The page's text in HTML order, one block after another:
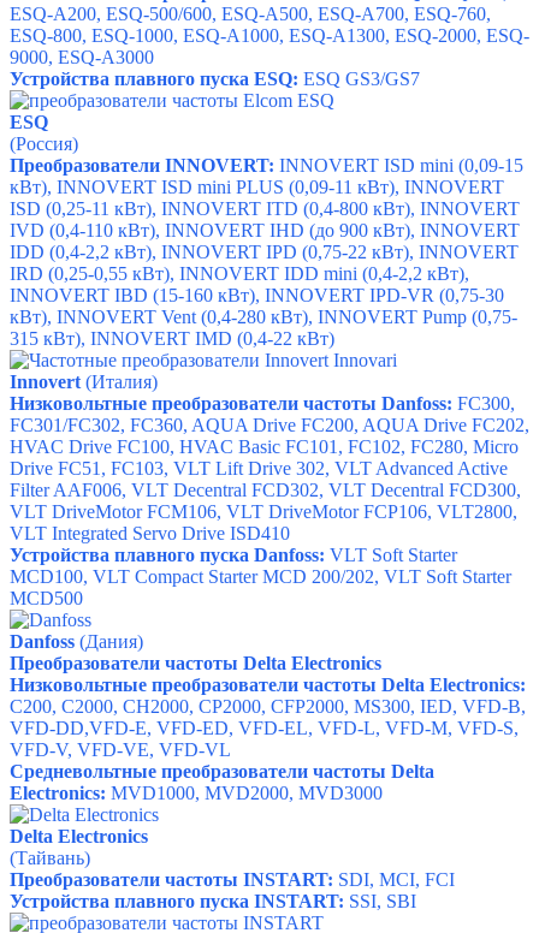
ESQ-A200, ESQ-500/600, ESQ-A500, ESQ-A700, ESQ-760,
ESQ-800, ESQ-1000, ESQ-A1000, ESQ-A1300, ESQ-2000, ESQ-
9000, ESQ-A3000
Устройства плавного пуска ESQ: ESQ GS3/GS7
ESQ
(Россия)
Преобразователи INNOVERT: INNOVERT ISD mini (0,09-15
кВт), INNOVERT ISD mini PLUS (0,09-11 кВт), INNOVERT
ISD (0,25-11 кВт), INNOVERT ITD (0,4-800 кВт), INNOVERT
IVD (0,4-110 кВт), INNOVERT IHD (до 900 кВт), INNOVERT
IDD (0,4-2,2 кВт), INNOVERT IPD (0,75-22 кВт), INNOVERT
IRD (0,25-0,55 кВт), INNOVERT IDD mini (0,4-2,2 кВт),
INNOVERT IBD (15-160 кВт), INNOVERT IPD-VR (0,75-30
кВт), INNOVERT Vent (0,4-280 кВт), INNOVERT Pump (0,75-
315 кВт), INNOVERT IMD (0,4-22 кВт)
Innovert(Италия)
Низковольтные преобразователи частоты Danfoss: FC300,
FC301/FC302, FC360, AQUA Drive FC200, AQUA Drive FC202,
HVAC Drive FC100, HVAC Basic FC101, FC102, FC280, Micro
Drive FC51, FC103, VLT Lift Drive 302, VLT Advanced Active
Filter AAF006, VLT Decentral FCD302, VLT Decentral FCD300,
VLT DriveMotor FCM106, VLT DriveMotor FCP106, VLT2800,
VLT Integrated Servo Drive ISD410
Устройства плавного пуска Danfoss: VLT Soft Starter
MCD100, VLT Compact Starter MCD 200/202, VLT Soft Starter
MCD500
Danfoss (Дания)
Преобразователи частоты Delta Electronics
Низковольтные преобразователи частоты Delta Electronics:
C200, C2000, CH2000, CP2000, CFP2000, MS300, IED, VFD-B,
VFD-DD,VFD-E, VFD-ED, VFD-EL, VFD-L, VFD-M, VFD-S,
VFD-V, VFD-VE, VFD-VL
Средневольтные преобразователи частоты Delta
Electronics: MVD1000, MVD2000, MVD3000
Delta Electronics
(Тайвань)
Преобразователи частоты INSTART: SDI, MCI, FCI
Устройства плавного пуска INSTART: SSI, SBI